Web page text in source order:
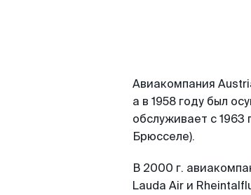
Авиакомпания
а в 1958 году был
обслуживает с
Брюсселе).
В 2000 г.
Lauda Air и